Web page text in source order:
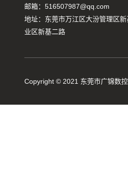
小小的弹簧，我们要做好真的...
弹簧基础知识
弹簧机是由那些部分组成的？
数控弹簧机是如何编程序的？
邮箱：516507987@qq.com
地址：东莞市万江区大汾管理区新
业区新基二路
Copyright © 2021 东莞市广锦数